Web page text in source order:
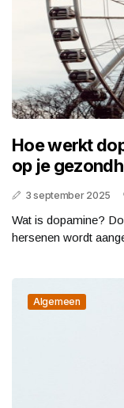
Hoe werkt
op je
3 september 2025
Wat is dopamine?
hersenen wordt
Algemeen